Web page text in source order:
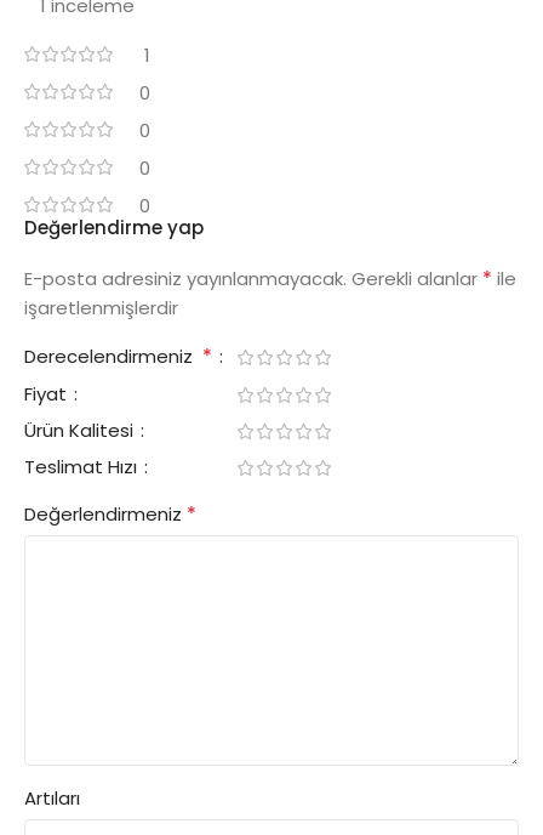
1 inceleme
1
0
0
0
0
Değerlendirme yap
E-posta adresiniz yayınlanmayacak. Gerekli alanlar * ile
işaretlenmişlerdir
Derecelendirmeniz *
Fiyat
Ürün Kalitesi
Teslimat Hızı
Değerlendirmeniz *
Artıları